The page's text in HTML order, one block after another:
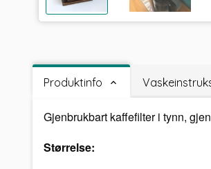
Produktinfo
Gjenbrukbart kaffefilter i tynn,
Størrelse: